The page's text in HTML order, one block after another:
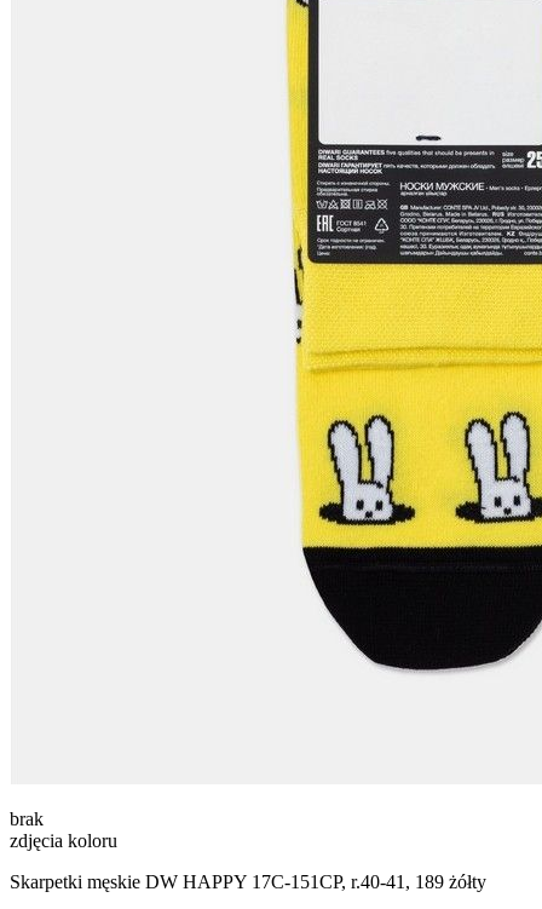
brak
zdjęcia koloru
Skarpetki męskie DW HAPPY 17С-151СP, r.40-41, 189 żółty